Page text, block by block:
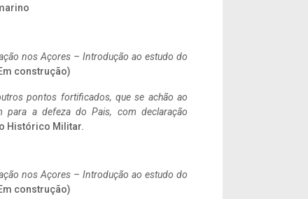
nos Açores – Introdução ao estudo do
construção)
pontos fortificados, que se achão ao
para a defeza do Pais, com declaração
Histórico Militar.
nos Açores – Introdução ao estudo do
construção)